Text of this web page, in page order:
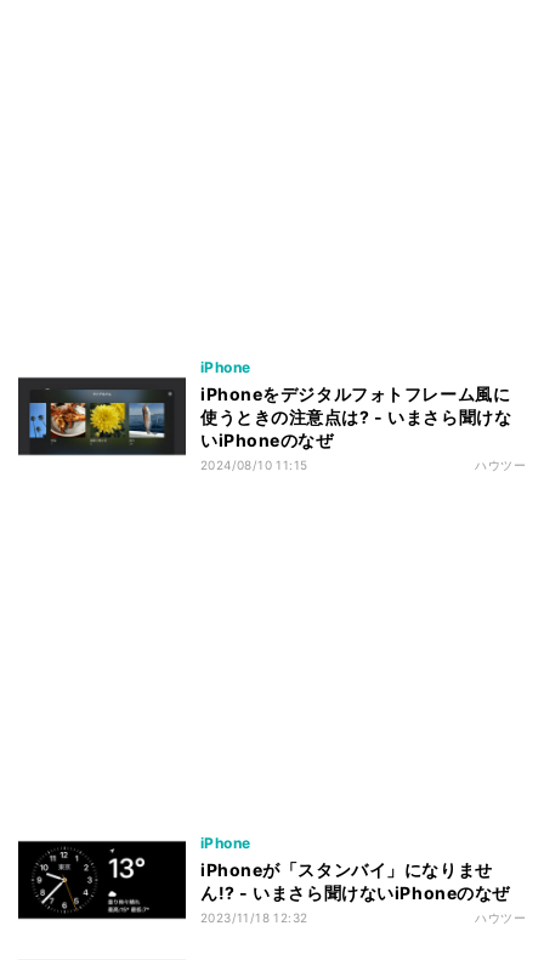
iPhone
iPhoneをデジタルフォトフレーム風に
使うときの注意点は? - いまさら聞けな
いiPhoneのなぜ
2024/08/10 11:15 ハウツー
iPhone
iPhoneが「スタンバイ」になりませ
ん!? - いまさら聞けないiPhoneのなぜ
2023/11/18 12:32 ハウツー